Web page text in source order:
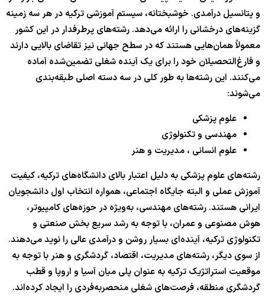
و پتانسیل درآمدی. خوشبختانه، سیستم آموزشی ترکیه در هر سه زمینه
گزینه‌های درخشانی را ارائه می‌دهد. رشته‌های پرطرفدار در این کشور
معمولاً همان‌هایی هستند که در سطح جهانی نیز تقاضای بالایی دارند
و فارغ‌التحصیلان خود را برای یک آینده شغلی تضمین‌شده آماده
می‌کنند. این رشته‌ها به طور کلی در سه دسته اصلی طبقه‌بندی
می‌شوند:
علوم پزشکی
مهندسی و تکنولوژی
علوم انسانی ، مدیریت و هنر
رشته‌های علوم پزشکی به دلیل اعتبار بالای دانشگاه‌های ترکیه، کیفیت
آموزش عملی و البته جایگاه اجتماعی، همواره انتخاب اول دانشجویان
ایرانی هستند. رشته‌های مهندسی، به‌ویژه در حوزه‌های کامپیوتر،
هوش مصنوعی و عمران، با توجه به رشد سریع بخش صنعتی و
تکنولوژی ترکیه، آینده‌ای بسیار روشن و درآمدی عالی را نوید می‌دهند.
از سوی دیگر، رشته‌های مدیریت، اقتصاد، گردشگری و هنر با توجه به
موقعیت استراتژیک ترکیه به عنوان پلی میان آسیا و اروپا و قطب
گردشگری منطقه، فرصت‌های شغلی منحصربه‌فردی را ایجاد کرده‌اند.